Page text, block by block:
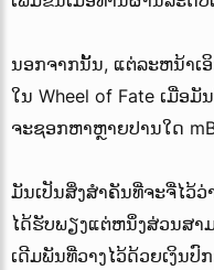
ນອກຈາກນັ້ນ, ແຕ່ລະຫນ້າເ
ໃນ Wheel of Fate ເມື່ອ
ຈະຊອກຫາຫຼາຍປານໃດ
ມັນເປັນສິ່ງສໍາຄັນທີ່ຈະຈື່ໄວ້
ໄດ້ຮັບພຽງແຕ່ຫນຶ່ງສ່ວນສາ
ເດີມພັນທີ່ວາງໄວ້ດ້ວຍເງິນປົ